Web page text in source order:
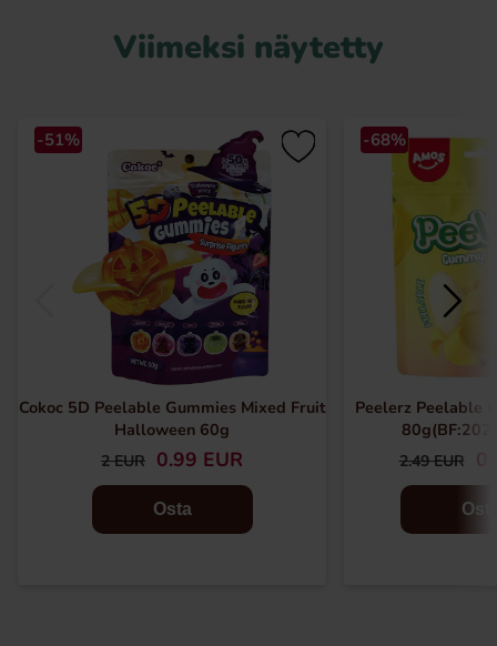
Viimeksi näytetty
-51%
Cokoc 5D Peelable Gummies Mixed Fruit
Halloween 60g
2 EUR 0.99 EUR
Osta
-68%
Peelerz Peelable
2.49 EUR